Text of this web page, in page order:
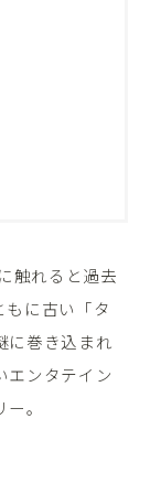
触れると過去
に古い「タ
に巻き込まれ
ンタテイン
。